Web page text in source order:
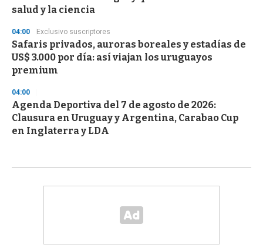
salud y la ciencia
04:00 Exclusivo suscriptores
Safaris privados, auroras boreales y estadías de
US$ 3.000 por día: así viajan los uruguayos
premium
04:00
Agenda Deportiva del 7 de agosto de 2026:
Clausura en Uruguay y Argentina, Carabao Cup
en Inglaterra y LDA